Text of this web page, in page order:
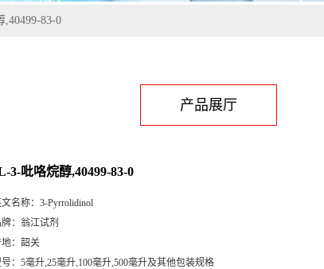
83-0
产品展厅
3-吡咯烷醇,40499-83-0
名称： 3-Pyrrolidinol
： 翁江试剂
： 韶关
： 5毫升,25毫升,100毫升,500毫升及其他包装规格